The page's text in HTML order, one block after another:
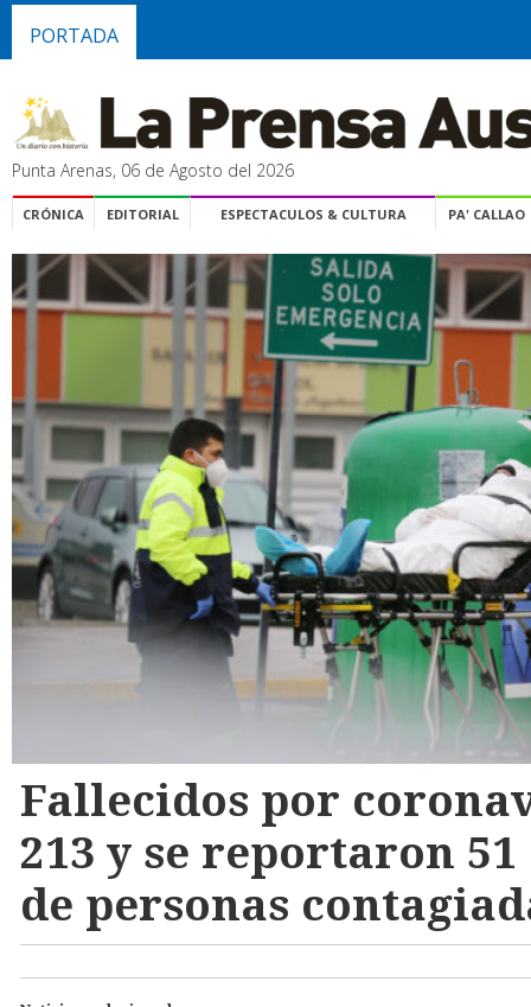
PORTADA
Punta Arenas, 06 de Agosto del 2026
CRÓNICA EDITORIAL ESPECTACULOS & CULTURA PA' CALLAO
Fallecidos por
213 y se reportaron 51
de personas